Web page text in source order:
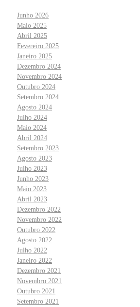
Junho 2026
Maio 2025
Abril 2025
Fevereiro 2025
Janeiro 2025
Dezembro 2024
Novembro 2024
Outubro 2024
Setembro 2024
Agosto 2024
Julho 2024
Maio 2024
Abril 2024
Setembro 2023
Agosto 2023
Julho 2023
Junho 2023
Maio 2023
Abril 2023
Dezembro 2022
Novembro 2022
Outubro 2022
Agosto 2022
Julho 2022
Janeiro 2022
Dezembro 2021
Novembro 2021
Outubro 2021
Setembro 2021